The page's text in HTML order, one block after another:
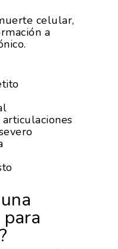
celular,
a
La Asociación
Nosotros
Responsabilidad Social
Números
Forma Parte De
Empresas
Mapa De Productores
Productos
Temas
Actualidad
Calidad Y Seguridad
Innovación
Internacionalización
AgroCIFRAS
Histórico
Exportaciones 2019
Empleo Y
Bolsa De Empleo
Formación
Iniciativas
Modificación Ley Mar
I+S PRO